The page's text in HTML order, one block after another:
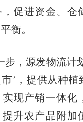
促进资金、仓
衡。
，源发物流计
’，提供从种植
现产销一体化
升农产品附加